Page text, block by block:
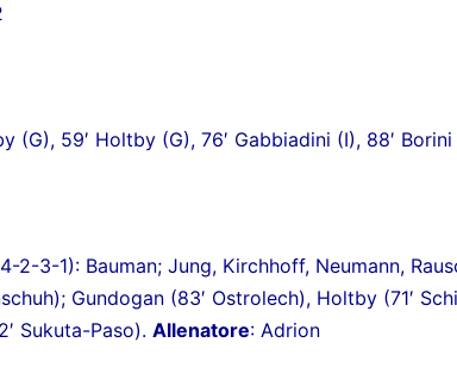
(G), 59′ Holtby (G), 76′ Gabbiadini (I), 88′ Borini
2-3-1): Bauman; Jung, Kirchhoff, Neumann,
Gundogan (83′ Ostrolech), Holtby (71′
Sukuta-Paso). Allenatore: Adrion